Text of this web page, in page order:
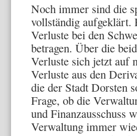
Noch immer sind die
vollständig aufgeklärt.
Verluste bei den
betragen. Über die
Verluste sich jetzt auf
Verluste aus den
die der Stadt Dorsten
Frage, ob die
und Finanzausschuss
Verwaltung immer